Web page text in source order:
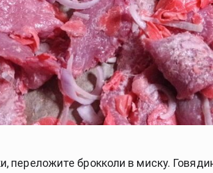
переложите брокколи в миску.